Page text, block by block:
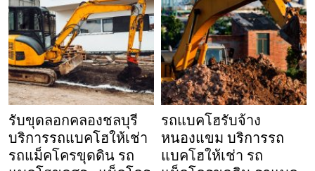
รับขุดลอกคลองชลบุรี
บริการรถแบคโฮให้เช่า
รถแม็คโครขุดดิน รถ
รถแบคโฮรับจ้าง
หนองแขม บริการรถ
แบคโฮให้เช่า รถ